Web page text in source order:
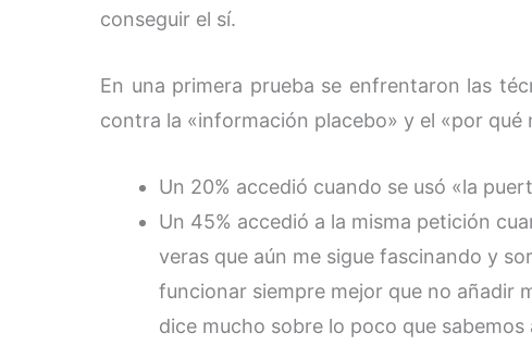
conseguir el sí.
En una primera prueba se enfrentaron las
contra la «información placebo» y el «por
Un 20% accedió cuando se usó «la
Un 45% accedió a la misma petición
veras que aún me sigue fascinando y
funcionar siempre mejor que no añadir
dice mucho sobre lo poco que